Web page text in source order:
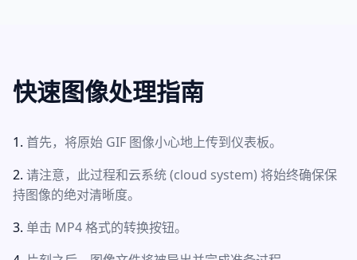
快速图像处理指南
首先，将原始 GIF 图像小心地上传到仪表板。
请注意，此过程和云系统 (cloud system) 将始终确保保
持图像的绝对清晰度。
单击 MP4 格式的转换按钮。